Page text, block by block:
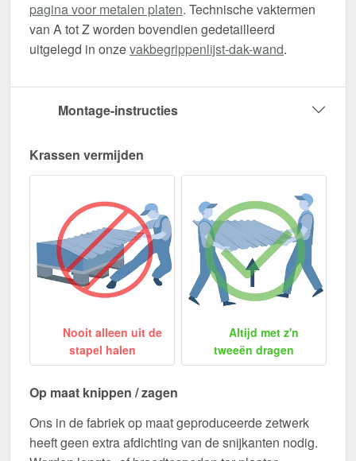
pagina voor metalen platen. Technische vaktermen
van A tot Z worden bovendien gedetailleerd
uitgelegd in onzevakbegrippenlijst-dak-wand.
Montage-instructies
Krassen vermijden
Nooit alleen uit de
stapel halen
Altijd met z'n
tweeën dragen
Op maat knippen / zagen
Ons in de fabriek op maat geproduceerde zetwerk
heeft geen extra afdichting van de snijkanten nodig.